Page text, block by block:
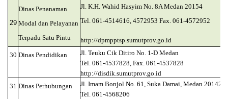
29
Dinas Penanaman
Modal dan Pelayanan
Terpadu Satu Pintu
Jl. K.H. Wahid Hasyim No. 8A Medan 20154
Tel. 061-4514616, 4572953 Fax. 061-4572952
http://dpmpptsp.sumutprov.go.id
30 Dinas Pendidikan
Jl. Teuku Cik Ditiro No. 1-D Medan
Tel. 061-4537828, Fax. 061-4537828
http://disdik.sumutprov.go.id
31 Dinas Perhubungan
Jl. Imam Bonjol No. 61, Suka Damai, Medan 20142
Tel. 061-4568206